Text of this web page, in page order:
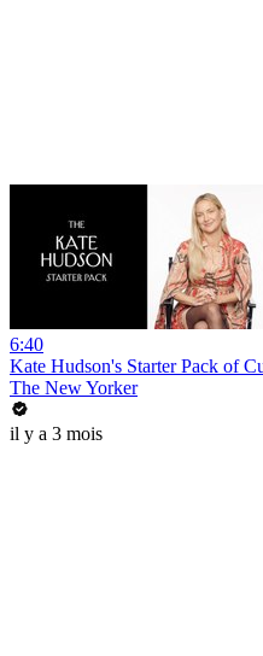
6:40
Kate Hudson's Starter Pack of
The New Yorker
il y a 3 mois